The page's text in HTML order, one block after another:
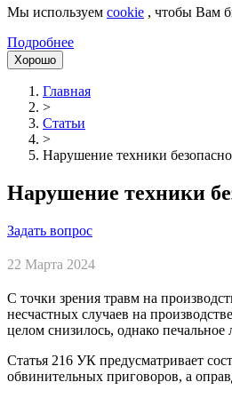
Мы используем cookie , чтобы Вам
Подробнее
Хорошо
Главная
>
Статьи
>
Нарушение техники
Нарушение техники
Задать вопрос
22 Марта 2024
С точки зрения травм на
несчастных случаев на
целом снизилось, однако
Статья 216 УК предусматривает
обвинительных приговоров, а